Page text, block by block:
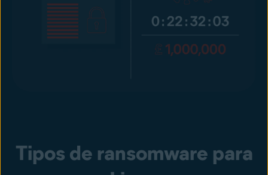
Tipos de ransomware para